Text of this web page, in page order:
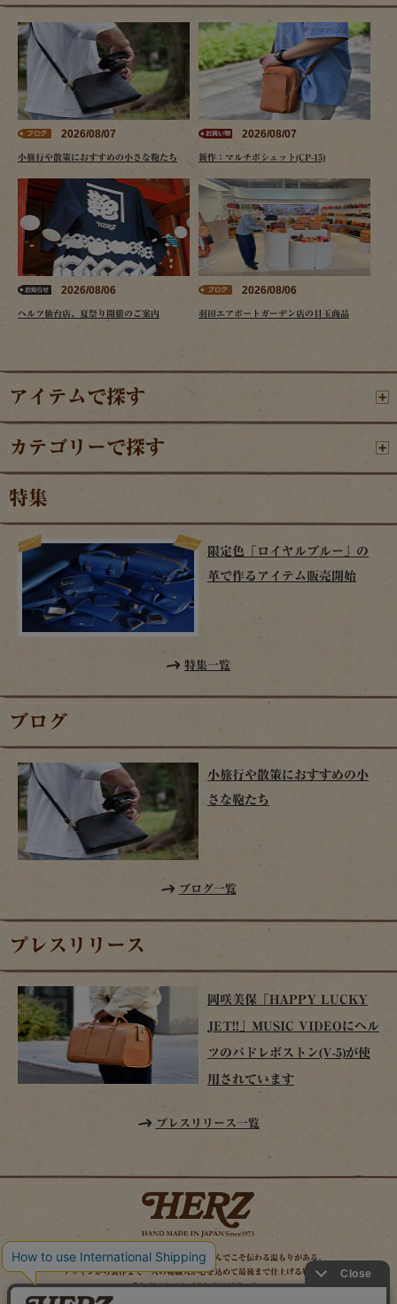
2026/08/07
小旅行や散策におすすめの小さな鞄たち
2026/08/07
新作：マルチポシェット(CP-15)
2026/08/06
ヘルツ仙台店、夏祭り開催のご案内
2026/08/06
羽田エアポートガーデン店の目玉商品
アイテムで探す
カテゴリーで探す
特集
限定色「ロイヤルブルー」の
革で作るアイテム販売開始
特集一覧
ブログ
小旅行や散策におすすめの小
さな鞄たち
ブログ一覧
プレスリリース
岡咲美保「HAPPY LUCKY
JET!!」MUSIC VIDEOにヘル
ツのパドレボストン(V-5)が使
用されています
プレスリリース一覧
時を経てこそ解る味わいがある。使い込んでこそ伝わる温もりがある。
デザインから製作まで一人の鞄職人が心を込めて最後まで仕上げる鞄作り。
それがヘルツのブランドスピリット。